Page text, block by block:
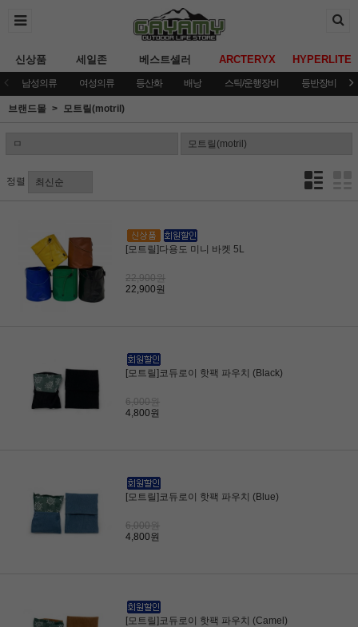
신상품 세일존 베스트셀러 ARCTERYX HYPERLITE
남성의류 여성의류 등산화 배낭 스틱/운행장비 등반장비
브랜드몰 모트릴(motril)
정렬
[모트릴]다용도 미니 바켓 5L
22,900원
22,900원
[모트릴]코듀로이 핫팩 파우치 (Black)
6,000원
4,800원
[모트릴]코듀로이 핫팩 파우치 (Blue)
6,000원
4,800원
[모트릴]코듀로이 핫팩 파우치 (Camel)